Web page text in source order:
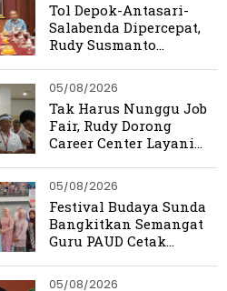
Tol Depok-Antasari-
Salabenda Dipercepat,
Rudy Susmanto
Magnet Investasi
05/08/2026
Tak Harus Nunggu Job
Fair, Rudy Dorong
Career Center Layani
Hari
05/08/2026
Festival Budaya Sunda
Bangkitkan Semangat
Guru PAUD Cetak
05/08/2026